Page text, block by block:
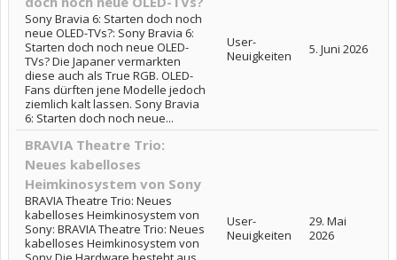
Sony Bravia 6: Starten doch noch
neue OLED-TVs?: Sony Bravia 6:
Starten doch noch neue OLED-
TVs? Die Japaner vermarkten
diese auch als True RGB. OLED-
Fans dürften jene Modelle jedoch
ziemlich kalt lassen. Sony Bravia
6: Starten doch noch neue...
User-
Neuigkeiten
5. Juni 2026
BRAVIA Theatre Trio:
Neues kabelloses
Heimkinosystem von Sony
BRAVIA Theatre Trio: Neues
kabelloses Heimkinosystem von
Sony: BRAVIA Theatre Trio: Neues
kabelloses Heimkinosystem von
User-
Neuigkeiten
29. Mai
2026